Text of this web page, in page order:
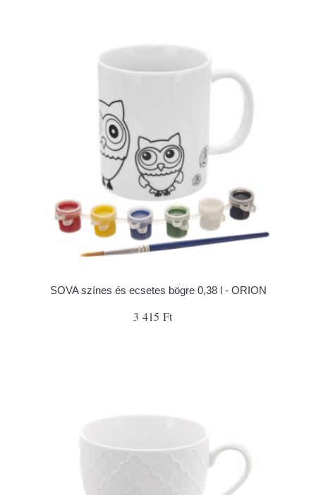
SOVA színes és ecsetes bögre 0,38 l - ORION
3 415 Ft